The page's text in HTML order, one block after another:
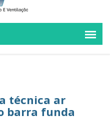
técnica ar
barra funda